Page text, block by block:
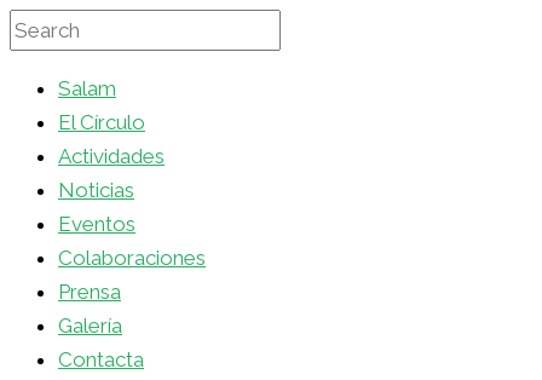
Salam
El Círculo
Actividades
Noticias
Eventos
Colaboraciones
Prensa
Galería
Contacta